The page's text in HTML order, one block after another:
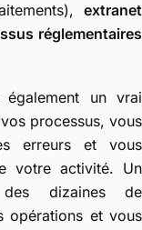
extranet
réglementaires
un vrai
processus, vous
erreurs et vous
votre activité. Un
dizaines de
opérations et vous